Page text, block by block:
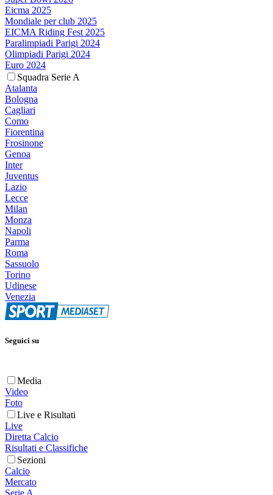
Eicma 2025
Mondiale per club 2025
EICMA Riding Fest 2025
Paralimpiadi Parigi 2024
Olimpiadi Parigi 2024
Euro 2024
Squadra Serie A
Atalanta
Bologna
Cagliari
Como
Fiorentina
Frosinone
Genoa
Inter
Juventus
Lazio
Lecce
Milan
Monza
Napoli
Parma
Roma
Sassuolo
Torino
Udinese
Venezia
Seguici su
Media
Video
Foto
Live e Risultati
Live
Diretta Calcio
Risultati e Classifiche
Sezioni
Calcio
Mercato
Serie A